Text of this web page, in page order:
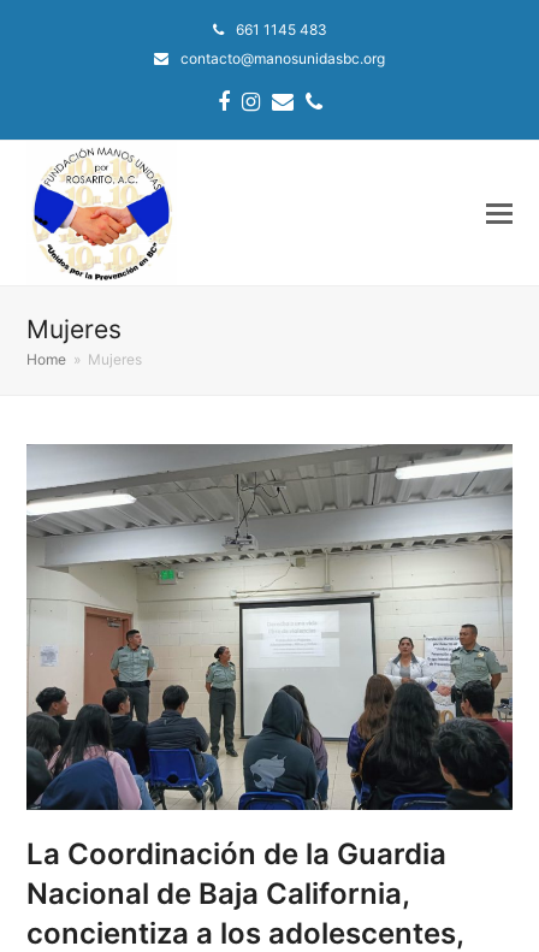
661 1145 483
contacto@manosunidasbc.org
Facebook
Instagram
EmailPhone
Mujeres
Home » Mujeres
La Coordinación de la Guardia
Nacional de Baja California,
concientiza a los adolescentes,